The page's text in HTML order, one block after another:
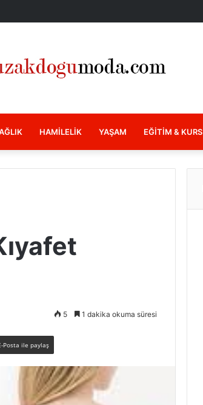
HAMILELIK YAŞAM EĞITIM & KURS
5 1 dakika okuma süresi
Posta ile paylaş